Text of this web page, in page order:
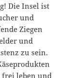
Die Insel ist
und
Ziegen
und
zu sein.
frei leben und